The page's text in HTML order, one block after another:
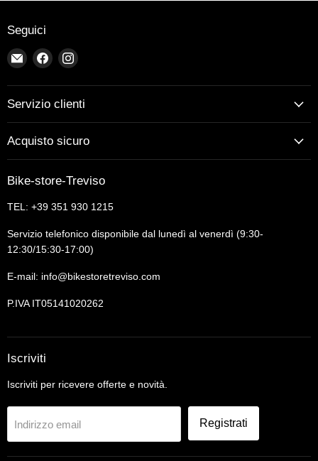
Seguici
Email
Bike-
store-
Treviso
Trovaci
Facebook
Trovaci
Instagram
Servizio clienti
Acquisto sicuro
Bike-store-Treviso
TEL: +39 351 930 1215
Servizio telefonico disponibile dal lunedì al venerdì (9:30-
12:30/15:30-17:00)
E-mail: info@bikestoretreviso.com
P.IVA IT05141020262
Iscriviti
Iscriviti per ricevere offerte e novità.
Indirizzo email Registrati